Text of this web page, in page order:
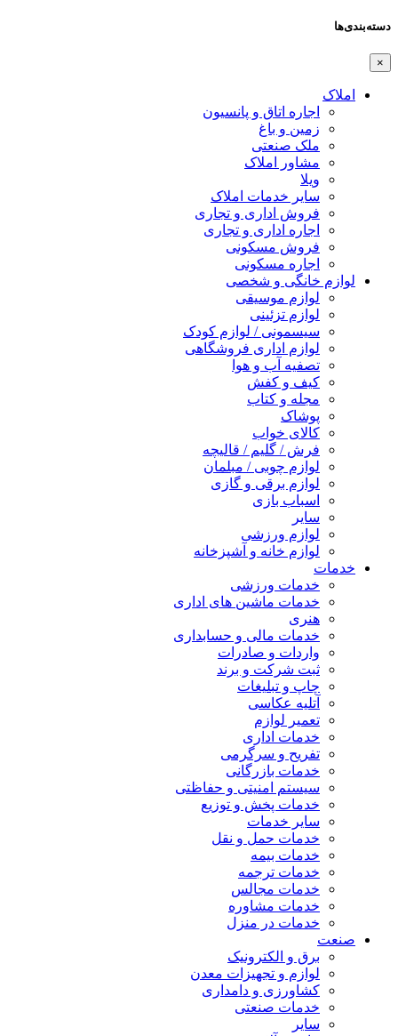
دسته‌بندی‌ها
×
املاک
اجاره اتاق و پانسیون
زمین و باغ
ملک صنعتی
مشاور املاک
ویلا
سایر خدمات املاک
فروش اداری و تجاری
اجاره اداری و تجاری
فروش مسکونی
اجاره مسکونی
لوازم خانگی و شخصی
لوازم موسیقی
لوازم تزئینی
سیسمونی / لوازم کودک
لوازم اداری فروشگاهی
تصفیه آب و هوا
کیف و کفش
مجله و کتاب
پوشاک
کالای خواب
فرش / گلیم / قالیچه
لوازم چوبی / مبلمان
لوازم برقی و گازی
اسباب بازی
سایر
لوازم ورزشی
لوازم خانه و آشپزخانه
خدمات
خدمات ورزشی
خدمات ماشین های اداری
هنری
خدمات مالی و حسابداری
واردات و صادرات
ثبت شرکت و برند
چاپ و تبلیغات
آتلیه عکاسی
تعمیر لوازم
خدمات اداری
تفریح و سرگرمی
خدمات بازرگانی
سیستم امنیتی و حفاظتی
خدمات پخش و توزیع
سایر خدمات
خدمات حمل و نقل
خدمات بیمه
خدمات ترجمه
خدمات مجالس
خدمات مشاوره
خدمات در منزل
صنعت
برق و الکترونیک
لوازم و تجهیزات معدن
کشاورزی و دامداری
خدمات صنعتی
سایر